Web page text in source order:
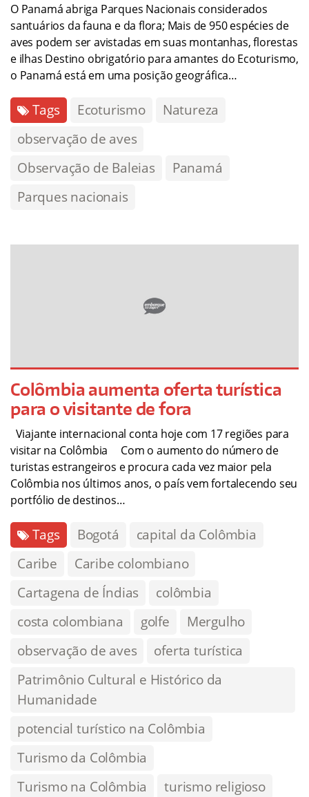
O Panamá abriga Parques Nacionais considerados
santuários da fauna e da flora; Mais de 950 espécies de
aves podem ser avistadas em suas montanhas, florestas
e ilhas Destino obrigatório para amantes do Ecoturismo,
o Panamá está em uma posição geográfica…
Tags Ecoturismo
Natureza
observação de aves
Observação de Baleias
Panamá
Parques nacionais
Colômbia aumenta oferta turística
para o visitante de fora
Viajante internacional conta hoje com 17 regiões para
visitar na Colômbia Com o aumento do número de
turistas estrangeiros e procura cada vez maior pela
Colômbia nos últimos anos, o país vem fortalecendo seu
portfólio de destinos…
Tags Bogotá
capital da Colômbia
Caribe
Caribe colombiano
Cartagena de Índias
colômbia
costa colombiana
golfe
Mergulho
observação de aves
oferta turística
Patrimônio Cultural e Histórico da
Humanidade
potencial turístico na Colômbia
Turismo da Colômbia
Turismo na Colômbia
turismo religioso